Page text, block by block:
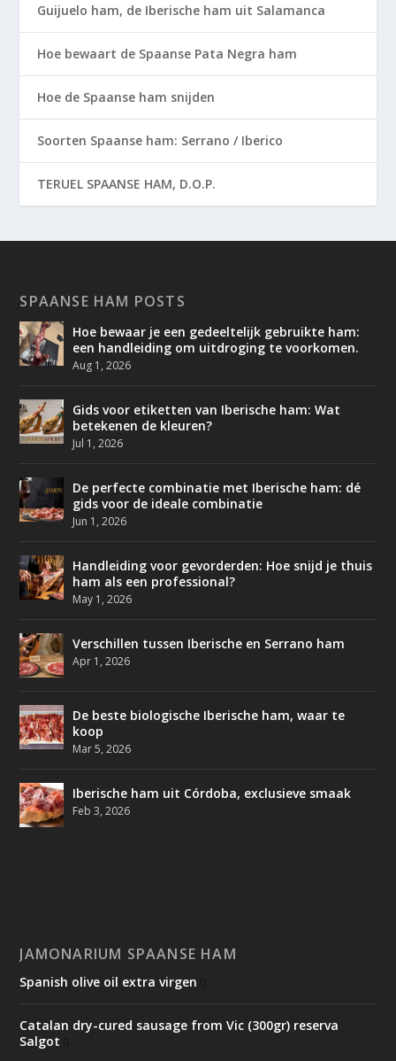
Guijuelo ham, de Iberische ham uit Salamanca
Hoe bewaart de Spaanse Pata Negra ham
Hoe de Spaanse ham snijden
Soorten Spaanse ham: Serrano / Iberico
TERUEL SPAANSE HAM, D.O.P.
SPAANSE HAM POSTS
Hoe bewaar je een gedeeltelijk gebruikte ham:
een handleiding om uitdroging te voorkomen.
Aug 1, 2026
Gids voor etiketten van Iberische ham: Wat
betekenen de kleuren?
Jul 1, 2026
De perfecte combinatie met Iberische ham: dé
gids voor de ideale combinatie
Jun 1, 2026
Handleiding voor gevorderden: Hoe snijd je thuis
ham als een professional?
May 1, 2026
Verschillen tussen Iberische en Serrano ham
Apr 1, 2026
De beste biologische Iberische ham, waar te
koop
Mar 5, 2026
Iberische ham uit Córdoba, exclusieve smaak
Feb 3, 2026
JAMONARIUM SPAANSE HAM
Spanish olive oil extra virgen
Catalan dry-cured sausage from Vic (300gr) reserva
Salgot